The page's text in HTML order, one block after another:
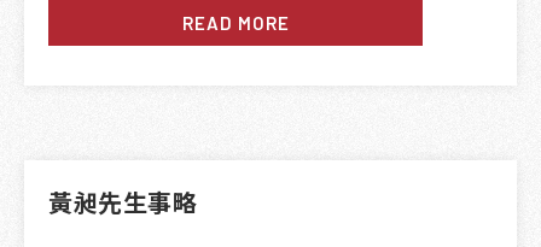
READ MORE
黃昶先生事略